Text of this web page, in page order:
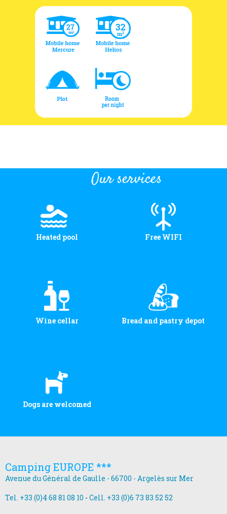
Our services
Heated pool Free WIFI
Wine cellar Bread and pastry depot
Dogs are welcomed
Camping EUROPE ***
Avenue du Général de Gaulle - 66700 - Argelès sur Mer
Tel. +33 (0)4 68 81 08 10 - Cell. +33 (0)6 73 83 52 52